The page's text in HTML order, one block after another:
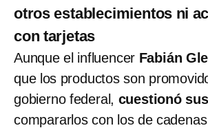
otros establecimientos ni
con tarjetas
Aunque el influencer Fabián
que los productos son
gobierno federal, cuestionó
compararlos con los de